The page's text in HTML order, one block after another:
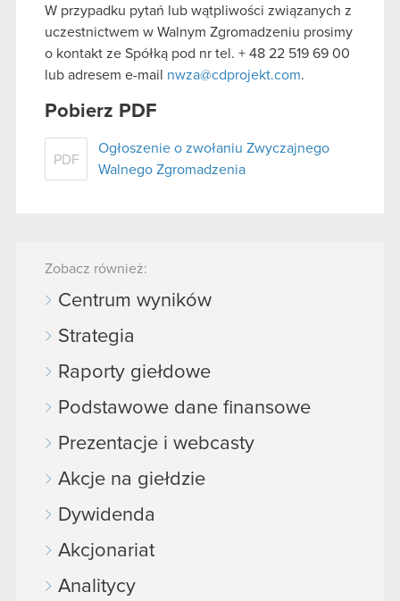
W przypadku pytań lub wątpliwości związanych z
uczestnictwem w Walnym Zgromadzeniu prosimy
o kontakt ze Spółką pod nr tel. + 48 22 519 69 00
lub adresem e-mail nwza@cdprojekt.com.
Pobierz PDF
PDF
Ogłoszenie o zwołaniu Zwyczajnego
Walnego Zgromadzenia
Zobacz również:
Centrum wyników
Strategia
Raporty giełdowe
Podstawowe dane finansowe
Prezentacje i webcasty
Akcje na giełdzie
Dywidenda
Akcjonariat
Analitycy